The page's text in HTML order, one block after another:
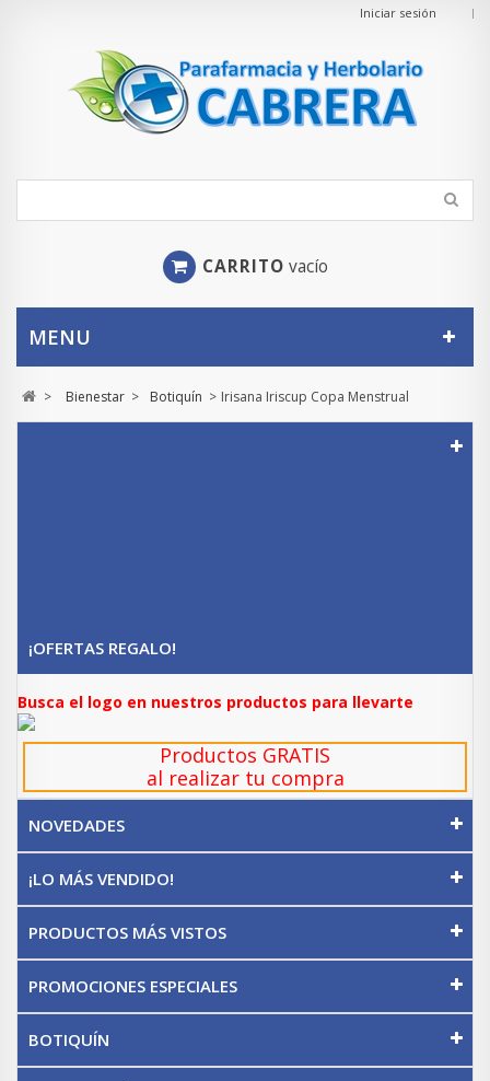
Iniciar sesión
CARRITO vacío
MENU
> Bienestar > Botiquín > Irisana Iriscup Copa Menstrual
¡OFERTAS REGALO!
Busca el logo en nuestros productos para llevarte
Productos GRATIS
al realizar tu compra
NOVEDADES
¡LO MÁS VENDIDO!
PRODUCTOS MÁS VISTOS
PROMOCIONES ESPECIALES
BOTIQUÍN